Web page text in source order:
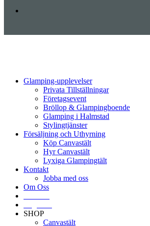
Glamping-upplevelser
Privata Tillställningar
Företagsevent
Bröllop & Glampingboende
Glamping i Halmstad
Stylingtjänster
Försäljning och Uthyrning
Köp Canvastält
Hyr Canvastält
Lyxiga Glampingtält
Kontakt
Jobba med oss
Om Oss
SHOP
Canvastält